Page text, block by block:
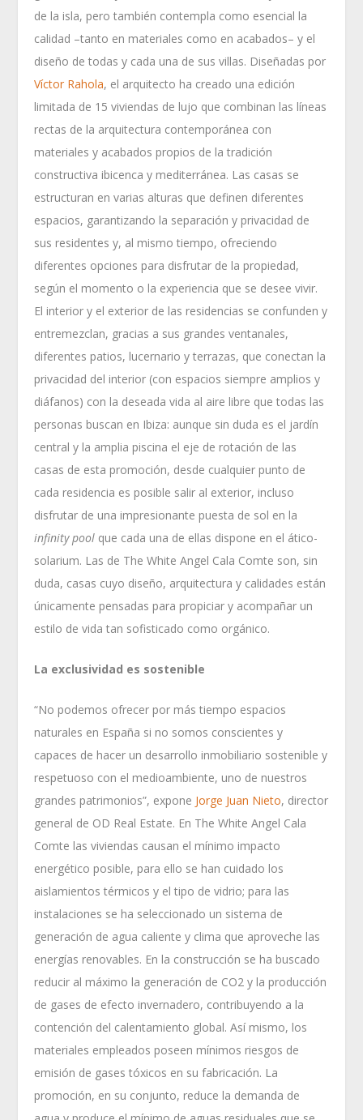
de la isla, pero también contempla como esencial la
calidad –tanto en materiales como en acabados– y el
diseño de todas y cada una de sus villas. Diseñadas por
Víctor Rahola, el arquitecto ha creado una edición
limitada de 15 viviendas de lujo que combinan las líneas
rectas de la arquitectura contemporánea con
materiales y acabados propios de la tradición
constructiva ibicenca y mediterránea. Las casas se
estructuran en varias alturas que definen diferentes
espacios, garantizando la separación y privacidad de
sus residentes y, al mismo tiempo, ofreciendo
diferentes opciones para disfrutar de la propiedad,
según el momento o la experiencia que se desee vivir.
El interior y el exterior de las residencias se confunden y
entremezclan, gracias a sus grandes ventanales,
diferentes patios, lucernario y terrazas, que conectan la
privacidad del interior (con espacios siempre amplios y
diáfanos) con la deseada vida al aire libre que todas las
personas buscan en Ibiza: aunque sin duda es el jardín
central y la amplia piscina el eje de rotación de las
casas de esta promoción, desde cualquier punto de
cada residencia es posible salir al exterior, incluso
disfrutar de una impresionante puesta de sol en la
infinity pool que cada una de ellas dispone en el ático-
solarium. Las de The White Angel Cala Comte son, sin
duda, casas cuyo diseño, arquitectura y calidades están
únicamente pensadas para propiciar y acompañar un
estilo de vida tan sofisticado como orgánico.
La exclusividad es sostenible
“No podemos ofrecer por más tiempo espacios
naturales en España si no somos conscientes y
capaces de hacer un desarrollo inmobiliario sostenible y
respetuoso con el medioambiente, uno de nuestros
grandes patrimonios”, expone Jorge Juan Nieto, director
general de OD Real Estate. En The White Angel Cala
Comte las viviendas causan el mínimo impacto
energético posible, para ello se han cuidado los
aislamientos térmicos y el tipo de vidrio; para las
instalaciones se ha seleccionado un sistema de
generación de agua caliente y clima que aproveche las
energías renovables. En la construcción se ha buscado
reducir al máximo la generación de CO2 y la producción
de gases de efecto invernadero, contribuyendo a la
contención del calentamiento global. Así mismo, los
materiales empleados poseen mínimos riesgos de
emisión de gases tóxicos en su fabricación. La
promoción, en su conjunto, reduce la demanda de